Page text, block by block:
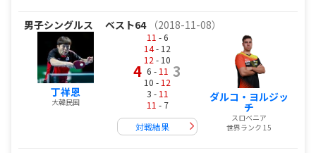
男子シングルス ベスト64 （2018-11-08）
丁祥恩
大韓民国
4
11 - 6
14- 12
12 - 10
6 - 11
10 - 12
3 - 11
11 - 7
3
対戦結果
ダルコ・ヨルジッ
チ
スロベニア
世界ランク 15